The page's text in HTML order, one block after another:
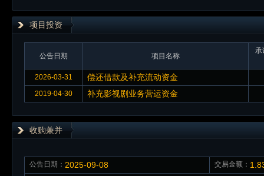
项目投资
公告日期 项目名称
承
2026-03-31 偿还借款及补充流动资金
2019-04-30 补充影视剧业务营运资金
收购兼并
公告日期： 2025-09-08 交易金额：